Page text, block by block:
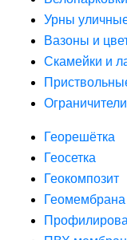
Урны
Вазоны и
Скамейки и
Ограничители
Георешётка
Геосетка
Геокомпозит
Геомембрана